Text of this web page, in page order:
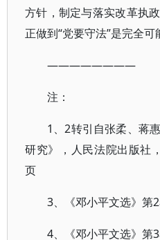
方针，制定与落实改革执
正做到“党要守法”是完全可
————————
注：
1、2转引自张柔、蒋
研究》，人民法院出版社
页
3、《邓小平文选》第
4、《邓小平文选》第